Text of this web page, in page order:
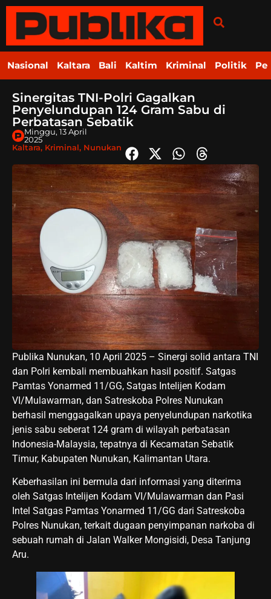
Nasional Kaltara Bali Kaltim Kriminal Politik
Sinergitas TNI-Polri Gagalkan
Penyelundupan 124 Gram Sabu di
Perbatasan Sebatik
Minggu, 13 April
2025
Kaltara, Kriminal, Nunukan
Publika Nunukan, 10 April 2025 – Sinergi solid antara TNI
dan Polri kembali membuahkan hasil positif. Satgas
Pamtas Yonarmed 11/GG, Satgas Intelijen Kodam
VI/Mulawarman, dan Satreskoba Polres Nunukan
berhasil menggagalkan upaya penyelundupan narkotika
jenis sabu seberat 124 gram di wilayah perbatasan
Indonesia-Malaysia, tepatnya di Kecamatan Sebatik
Timur, Kabupaten Nunukan, Kalimantan Utara.
Keberhasilan ini bermula dari informasi yang diterima
oleh Satgas Intelijen Kodam VI/Mulawarman dan Pasi
Intel Satgas Pamtas Yonarmed 11/GG dari Satreskoba
Polres Nunukan, terkait dugaan penyimpanan narkoba di
sebuah rumah di Jalan Walker Mongisidi, Desa Tanjung
Aru.